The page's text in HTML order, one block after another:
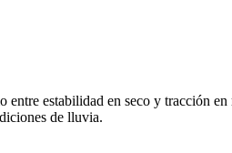
estabilidad en seco y tracción
de lluvia.